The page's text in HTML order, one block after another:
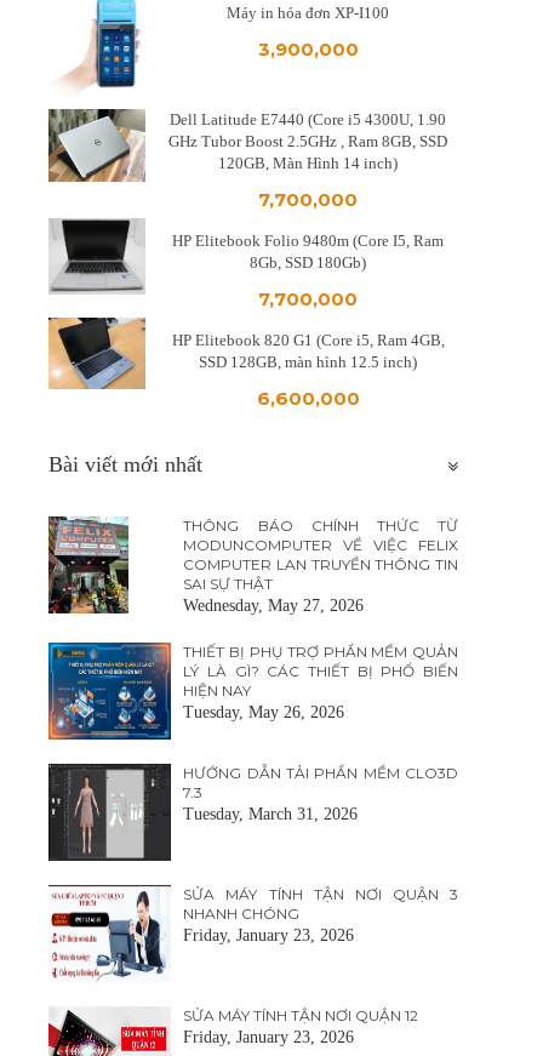
Máy in hóa đơn XP-I100
3,900,000
Dell Latitude E7440 (Core i5 4300U, 1.90
GHz Tubor Boost 2.5GHz , Ram 8GB, SSD
120GB, Màn Hình 14 inch)
7,700,000
HP Elitebook Folio 9480m (Core I5, Ram
8Gb, SSD 180Gb)
7,700,000
HP Elitebook 820 G1 (Core i5, Ram 4GB,
SSD 128GB, màn hình 12.5 inch)
6,600,000
Bài viết mới nhất
THÔNG BÁO CHÍNH THỨC TỪ
MODUNCOMPUTER VỀ VIỆC FELIX
COMPUTER LAN TRUYỀN THÔNG TIN
SAI SỰ THẬT
Wednesday, May 27, 2026
THIẾT BỊ PHỤ TRỢ PHẦN MỀM QUẢN
LÝ LÀ GÌ? CÁC THIẾT BỊ PHỔ BIẾN
HIỆN NAY
Tuesday, May 26, 2026
HƯỚNG DẪN TẢI PHẦN MỀM CLO3D
7.3
Tuesday, March 31, 2026
SỬA MÁY TÍNH TẬN NƠI QUẬN 3
NHANH CHÓNG
Friday, January 23, 2026
SỬA MÁY TÍNH TẬN NƠI QUẬN 12
Friday, January 23, 2026